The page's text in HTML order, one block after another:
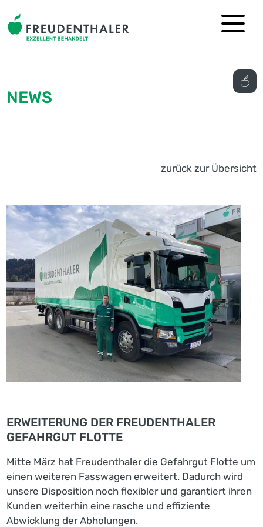
NEWS
zurück zur Übersicht
ERWEITERUNG DER FREUDENTHALER
GEFAHRGUT FLOTTE
Mitte März hat Freudenthaler die Gefahrgut Flotte um
einen weiteren Fasswagen erweitert. Dadurch wird
unsere Disposition noch flexibler und garantiert ihren
Kunden weiterhin eine rasche und effiziente
Abwicklung der Abholungen.